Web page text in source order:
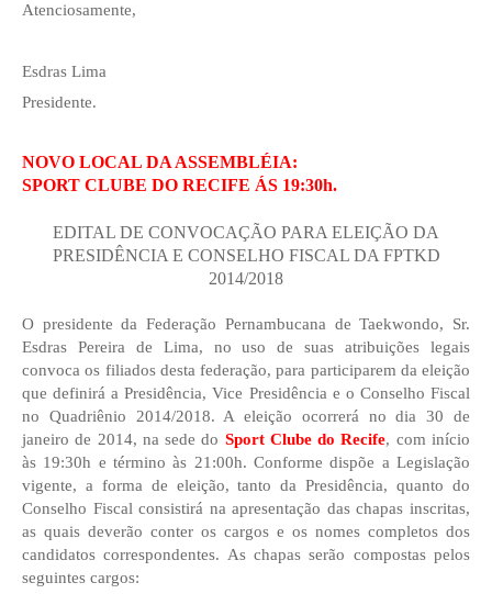
Atenciosamente,
Esdras Lima
Presidente.
NOVO LOCAL DA ASSEMBLÉIA:
SPORT CLUBE DO RECIFE ÁS 19:30h.
EDITAL DE CONVOCAÇÃO PARA ELEIÇÃO DA
PRESIDÊNCIA E CONSELHO FISCAL DA FPTKD
2014/2018
O presidente da Federação Pernambucana de Taekwondo, Sr.
Esdras Pereira de Lima, no uso de suas atribuições legais
convoca os filiados desta federação, para participarem da eleição
que definirá a Presidência, Vice Presidência e o Conselho Fiscal
no Quadriênio 2014/2018. A eleição ocorrerá no dia 30 de
janeiro de 2014, na sede do Sport Clube do Recife, com início
às 19:30h e término às 21:00h. Conforme dispõe a Legislação
vigente, a forma de eleição, tanto da Presidência, quanto do
Conselho Fiscal consistirá na apresentação das chapas inscritas,
as quais deverão conter os cargos e os nomes completos dos
candidatos correspondentes. As chapas serão compostas pelos
seguintes cargos: